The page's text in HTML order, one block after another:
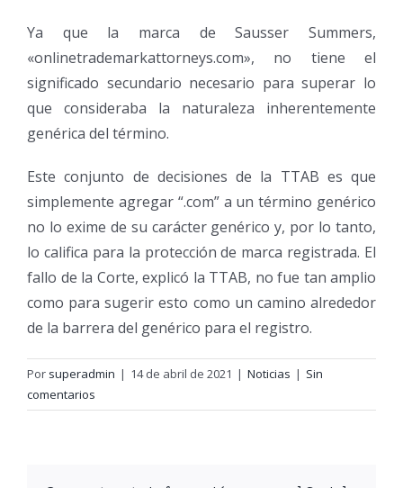
Ya que la marca de Sausser Summers,
«onlinetrademarkattorneys.com», no tiene el
significado secundario necesario para superar lo
que consideraba la naturaleza inherentemente
genérica del término.
Este conjunto de decisiones de la TTAB es que
simplemente agregar “.com” a un término genérico
no lo exime de su carácter genérico y, por lo tanto,
lo califica para la protección de marca registrada. El
fallo de la Corte, explicó la TTAB, no fue tan amplio
como para sugerir esto como un camino alrededor
de la barrera del genérico para el registro.
Por superadmin | 14 de abril de 2021 | Noticias | Sin
comentarios